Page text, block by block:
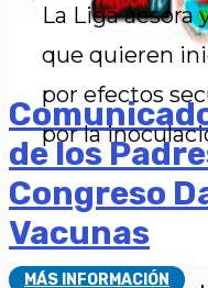
de los
Congreso
Vacunas
La Liga aesora
que quieren
por efectos
por la
MÁS INFORMACIÓN